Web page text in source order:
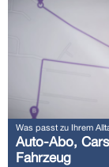
Was passt zu Ihrem
Auto-Abo,
Fahrzeug